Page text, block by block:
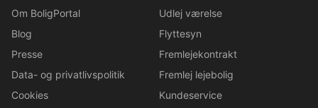
Om BoligPortal
Blog
Presse
Data- og privatlivspolitik
Cookies
Udlej værelse
Flyttesyn
Fremlejekontrakt
Fremlej lejebolig
Kundeservice